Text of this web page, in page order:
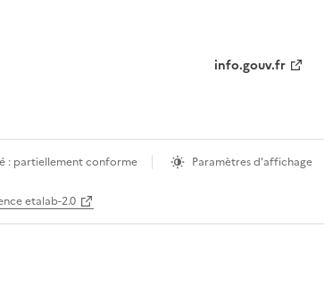
info.gouv.fr
: partiellement conforme Paramètres d'affichage
etalab-2.0